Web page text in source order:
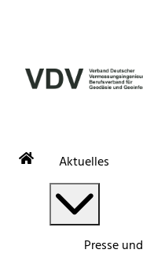
Aktuelles
Presse und